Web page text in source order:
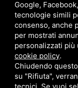
Google,
tecnologie simili
consenso, anche
per mostrati
personalizzati
cookie policy.
Chiudendo
su "Rifiuta",